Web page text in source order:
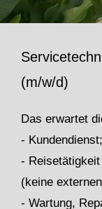
(m/w/d)
Das erwartet
-
-
(keine
- Wartung,